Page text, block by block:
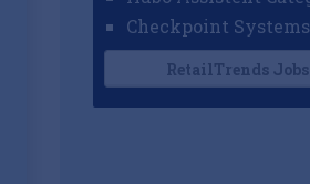
RetailTrends Jobs